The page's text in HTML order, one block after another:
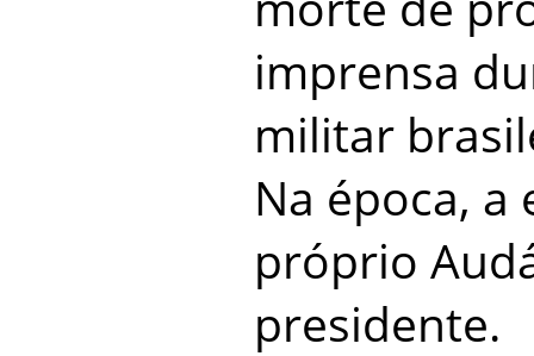
imprensa
militar
Na época,
próprio
presidente.